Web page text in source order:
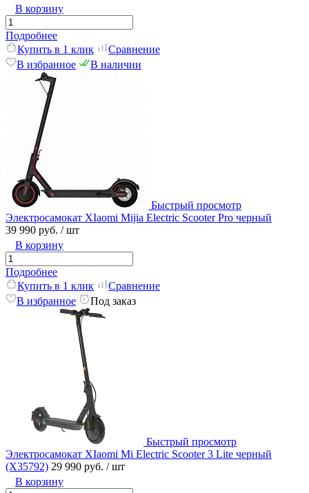
В корзину
Подробнее
Купить в 1 клик
Сравнение
В избранное
В наличии
Быстрый просмотр
Электросамокат XIaomi Mijia Electric Scooter Pro черный
39 990 руб. / шт
В корзину
Подробнее
Купить в 1 клик
Сравнение
В избранное
Под заказ
Быстрый просмотр
Электросамокат XIaomi Mi Electric Scooter 3 Lite черный
(X35792) 29 990 руб. / шт
В корзину